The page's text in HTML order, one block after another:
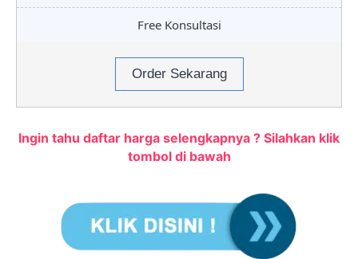
Free Konsultasi
Order Sekarang
Ingin tahu daftar harga selengkapnya ? Silahkan klik
tombol di bawah